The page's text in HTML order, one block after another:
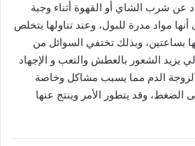
عن شرب الشاي أو القهوة أثناء وجبة
أنها مواد مدرة للبول، وعند تناولها يتخلص
بساعتين، وبذلك تختفي السوائل من
يزيد الشعور بالعطش والتعب و الإجهاد
لزوجة الدم مما يسبب مشاكل وخاصة
وقد يتطور الأمر وينتج عنها